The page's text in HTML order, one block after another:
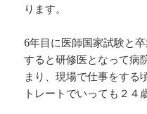
ります。
6年目に医師国家試験と
すると研修医となって病
まり、現場で仕事をする
トレートでいっても２４